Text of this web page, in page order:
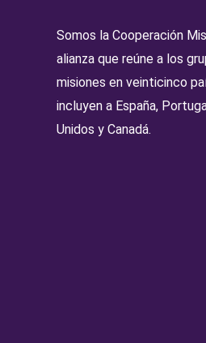
Somos la Cooperación
alianza que reúne a los
misiones en veinticinco
incluyen a España,
Unidos y Canadá.